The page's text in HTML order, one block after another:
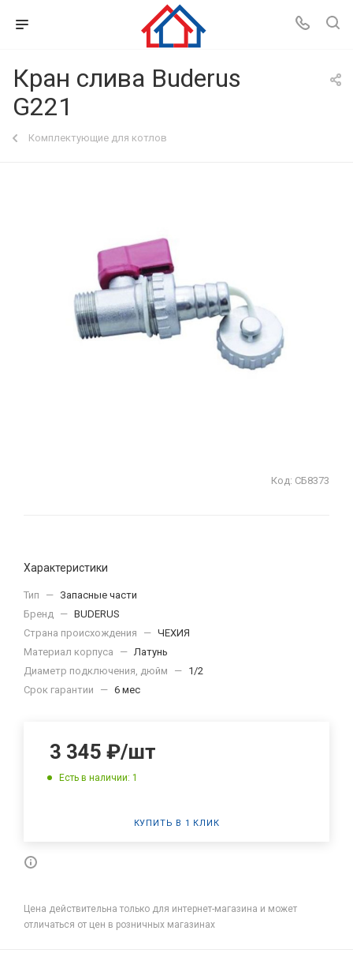
Кран слива Buderus
G221
Комплектующие для котлов
Код: СБ8373
Характеристики
Тип — Запасные части
Бренд — BUDERUS
Страна происхождения
— ЧЕХИЯ
Материал корпуса
— Латунь
Диаметр подключения, дюйм
— 1/2
Срок гарантии
— 6 мес
3 345 ₽/шт
Есть в наличии: 1
КУПИТЬ В 1 КЛИК
Цена действительна только для интернет-магазина и может
отличаться от цен в розничных магазинах